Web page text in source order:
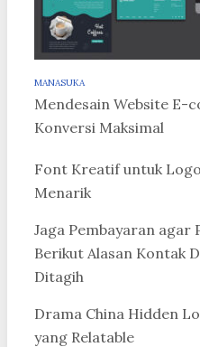
MANASUKA
Mendesain Website E-
Konversi Maksimal
Font Kreatif untuk
Menarik
Jaga Pembayaran agar
Berikut Alasan Kontak
Ditagih
Drama China Hidden
yang Relatable